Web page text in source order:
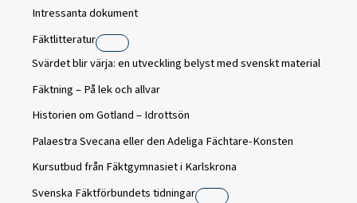
Intressanta dokument
Fäktlitteratur
Svärdet blir värja: en utveckling belyst med svenskt material
Fäktning – På lek och allvar
Historien om Gotland – Idrottsön
Palaestra Svecana eller den Adeliga Fächtare-Konsten
Kursutbud från Fäktgymnasiet i Karlskrona
Svenska Fäktförbundets tidningar